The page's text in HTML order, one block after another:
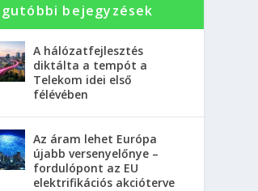
bejegyzések
A hálózatfejlesztés
diktálta a tempót a
Telekom idei első
félévében
Az áram lehet Európa
újabb versenyelőnye –
fordulópont az EU
elektrifikációs akcióterve